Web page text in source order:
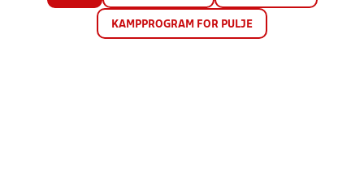
KAMPPROGRAM FOR PULJE